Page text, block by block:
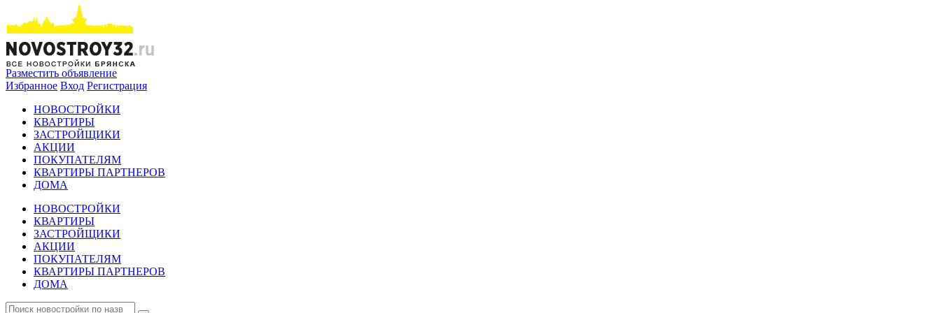
Разместить объявление
Избранное Вход Регистрация
НОВОСТРОЙКИ
КВАРТИРЫ
ЗАСТРОЙЩИКИ
АКЦИИ
ПОКУПАТЕЛЯМ
КВАРТИРЫ ПАРТНЕРОВ
ДОМА
НОВОСТРОЙКИ
КВАРТИРЫ
ЗАСТРОЙЩИКИ
АКЦИИ
ПОКУПАТЕЛЯМ
КВАРТИРЫ ПАРТНЕРОВ
ДОМА